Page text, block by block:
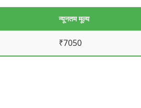
न्यूनतम मूल्य
₹7050